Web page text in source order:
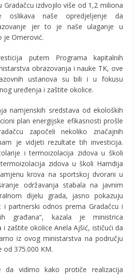
Gradačcu izdvojilo više od 1,2 miliona
oslikava naše opredjeljenje da
jer to je naše ulaganje u
je Omerović.
putem Programa kapitalnih
obrazovanja i nauke TK, ove
ustanova su bili i u fokusu
uređenja i zaštite okolice.
namjenskih sredstava od ekoloških
plan energijske efikasnosti prošle
započeli nekoliko značajnih
je vidjeti rezultate tih investicija.
i termoizolacija zidova u školi
zidova u školi Hamdija
krova na sportskoj dvorani u
održavanja stabala na javnim
dijelu grada, jasno pokazuju
i partnerski odnos prema Gradačcu i
građana“, kazala je ministrica
zaštite okolice Anela Ajšić, ističući da
iz ovog ministarstva na području
od 375.000 KM.
da vidimo kako protiče realizacija